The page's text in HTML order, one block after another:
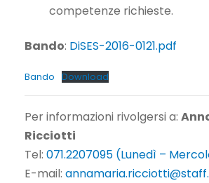
competenze richieste.
Bando: DiSES-2016-0121.pdf
Bando Download
Per informazioni rivolgersi a:
Ricciotti
Tel: 071.2207095 (Lunedì –
E-mail: